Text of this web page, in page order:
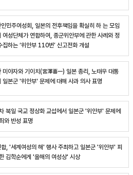
민주여성회, 일본의 전후책임을 확실히 하 는 모임
여성단체가 연합하여, 종군위안부에 관한 사례와 정
집하는 ‘위안부 110번’ 신고전화 개설
미야자와 기이치(宮澤喜一) 일본 총리, 노태우 대통
일본군 '위안부' 문제에 대해 사과 의사 표명
북일 국교 정상화 교섭에서 일본군 '위안부' 문제에
와 반성 표명
, '세계여성의 해' 행사 주최하고 일본군 '위안부' 피
김학순에게 '올해의 여성상' 시상